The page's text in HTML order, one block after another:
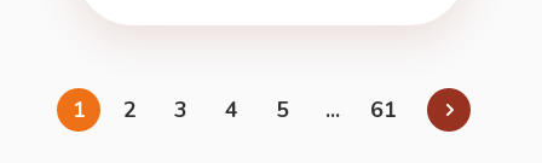
1 2 3 4 5 ... 61